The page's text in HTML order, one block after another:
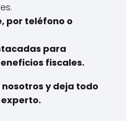
por teléfono o
para
fiscales.
y deja todo